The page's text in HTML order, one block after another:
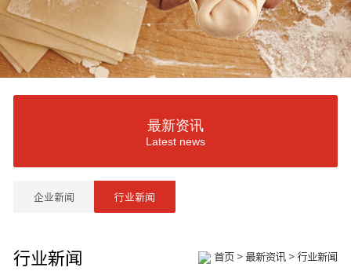
最新资讯
Latest news
企业新闻 行业新闻
行业新闻 首页 > 最新资讯 > 行业新闻